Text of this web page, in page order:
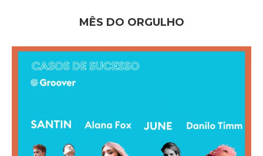
MÊS DO ORGULHO